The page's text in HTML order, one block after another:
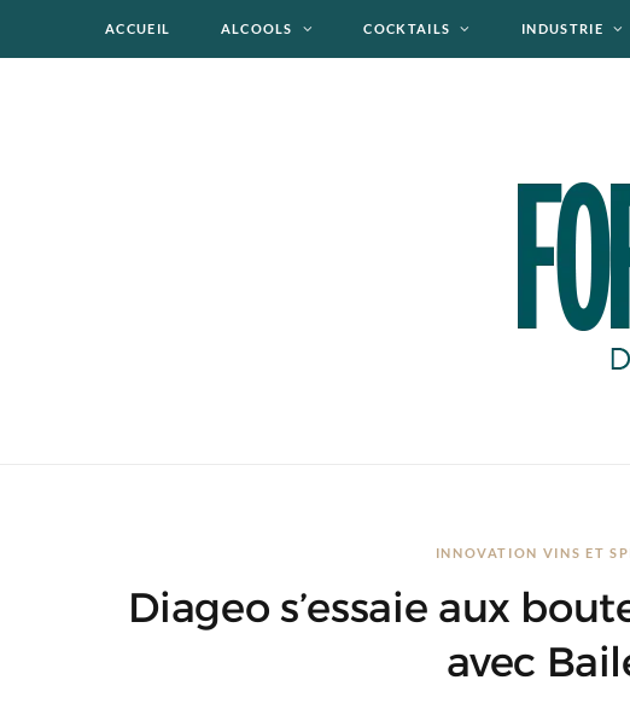
ACCUEIL ALCOOLS COCKTAILS INDUSTRIE
INNOVATION VINS ET
Diageo s’essaie aux
avec